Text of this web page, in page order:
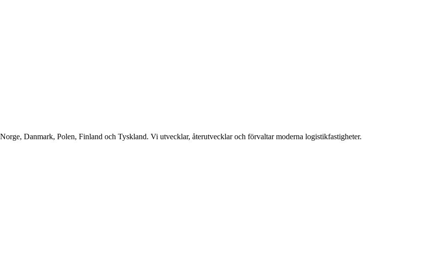
Danmark, Polen, Finland och Tyskland. Vi utvecklar, återutvecklar och förvaltar moderna logistikfastigheter.